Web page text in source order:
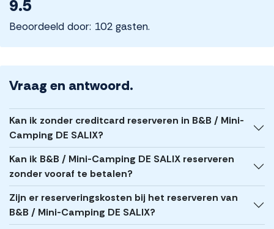
9.5
Beoordeeld door: 102 gasten.
Vraag en antwoord.
Kan ik zonder creditcard reserveren in B&B / Mini-
Camping DE SALIX?
Kan ik B&B / Mini-Camping DE SALIX reserveren
zonder vooraf te betalen?
Zijn er reserveringskosten bij het reserveren van
B&B / Mini-Camping DE SALIX?